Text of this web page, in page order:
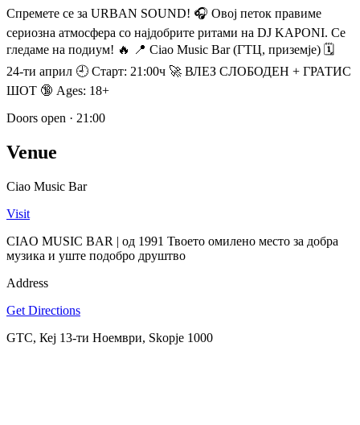
Спремете се за URBAN SOUND! 🎧 Овој петок правиме
сериозна атмосфера со најдобрите ритами на DJ KAPONI. Се
гледаме на подиум! 🔥 📍 Ciao Music Bar (ГТЦ, приземје) 🗓️
24-ти април 🕘 Старт: 21:00ч 🚀 ВЛЕЗ СЛОБОДЕН + ГРАТИС
ШОТ 🔞 Ages: 18+
Doors open · 21:00
Venue
Ciao Music Bar
Visit
CIAO MUSIC BAR | од 1991 Твоето омилено место за добра
музика и уште подобро друштвo
Address
Get Directions
GTC, Кеј 13-ти Ноември, Skopje 1000